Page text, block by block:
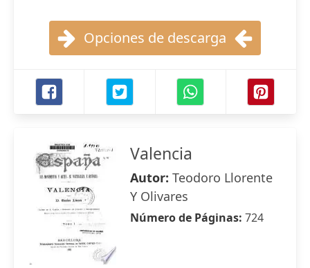
Opciones de descarga
Valencia
Autor: Teodoro Llorente
Y Olivares
Número de Páginas: 724